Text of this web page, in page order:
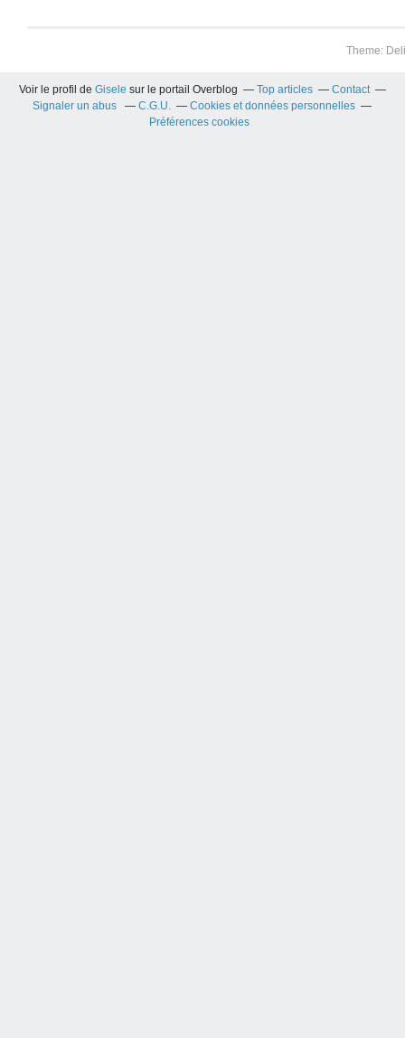
Theme:
Voir le profil de Gisele sur le portail Overblog Top articles
Contact
Signaler un abus
C.G.U.
Cookies et données personnelles
Préférences cookies